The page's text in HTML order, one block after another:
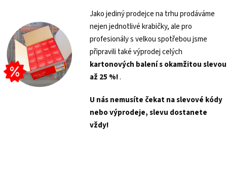
Jako jediný prodejce na trhu prodáváme
nejen jednotlivé krabičky, ale pro
profesionály s velkou spotřebou jsme
připravili také výprodej celých
kartonových balení sokamžitou slevou
až 25 %!.
U nás nemusíte čekat na slevové kódy
nebo výprodeje, slevu dostanete
vždy!